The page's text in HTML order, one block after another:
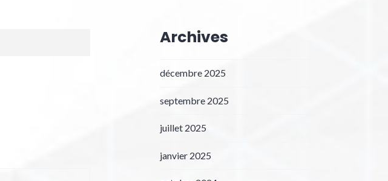
Archives
décembre 2025
septembre 2025
juillet 2025
janvier 2025